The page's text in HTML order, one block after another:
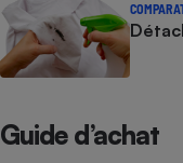
Guide d’achat